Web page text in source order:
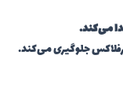
می‌کند.
رفلاکس جلوگیری می‌کند.